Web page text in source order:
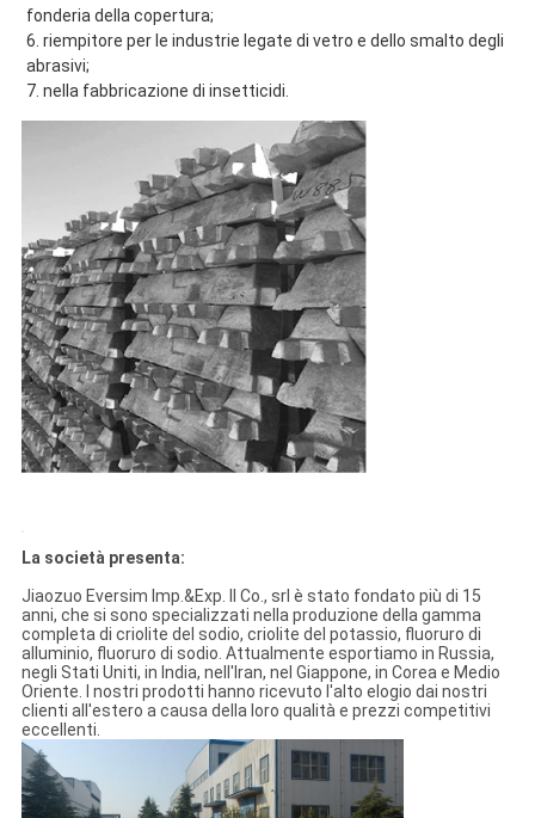
fonderia della copertura;
6. riempitore per le industrie legate di vetro e dello smalto degli
abrasivi;
7. nella fabbricazione di insetticidi.
La società presenta:
Jiaozuo Eversim Imp.&Exp. Il Co., srl è stato fondato più di 15
anni, che si sono specializzati nella produzione della gamma
completa di criolite del sodio, criolite del potassio, fluoruro di
alluminio, fluoruro di sodio. Attualmente esportiamo in Russia,
negli Stati Uniti, in India, nell'Iran, nel Giappone, in Corea e Medio
Oriente. I nostri prodotti hanno ricevuto l'alto elogio dai nostri
clienti all'estero a causa della loro qualità e prezzi competitivi
eccellenti.